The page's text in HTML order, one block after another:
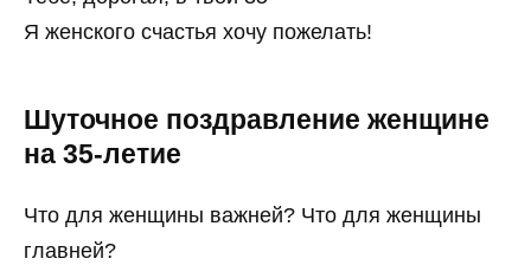
Я женского счастья хочу пожелать!
Шуточное поздравление женщине
на 35-летие
Что для женщины важней? Что для женщины
главней?